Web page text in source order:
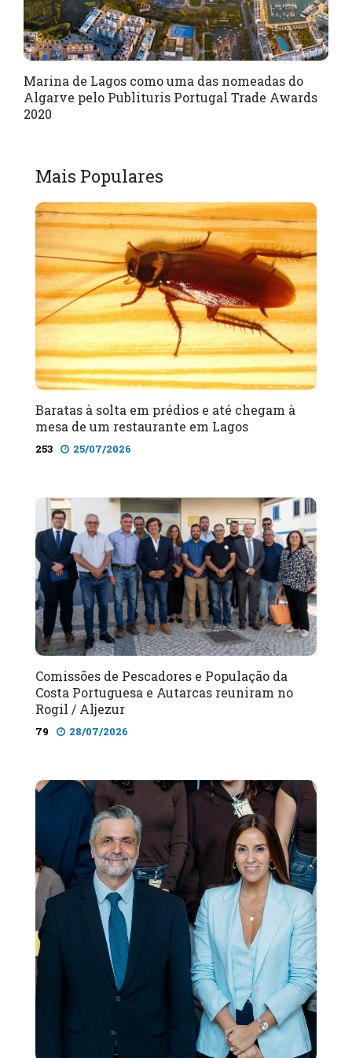
Marina de Lagos como uma das nomeadas do
Algarve pelo Publituris Portugal Trade Awards
2020
Mais Populares
Baratas à solta em prédios e até chegam à
mesa de um restaurante em Lagos
253 25/07/2026
Comissões de Pescadores e População da
Costa Portuguesa e Autarcas reuniram no
Rogil / Aljezur
79 28/07/2026